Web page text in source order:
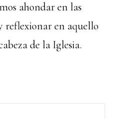
ahondar en las
reflexionar en aquello
de la Iglesia.